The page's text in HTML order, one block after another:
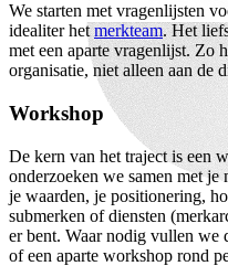
We starten met vragenlijsten
idealiter hetmerkteam. Het
met een aparte vragenlijst. Zo
organisatie, niet alleen aan de
Workshop
De kern van het traject is een
onderzoeken we samen met
je waarden, je positionering,
submerken of diensten
er bent. Waar nodig vullen we
of een aparte workshop rond